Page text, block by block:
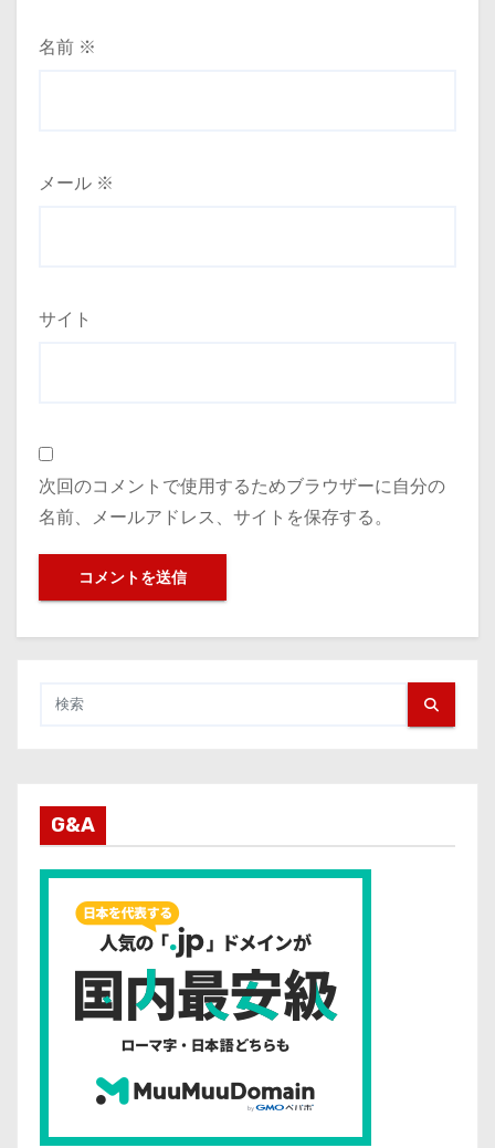
名前 ※
メール ※
サイト
次回のコメントで使用するためブラウザーに自分の
名前、メールアドレス、サイトを保存する。
G&A